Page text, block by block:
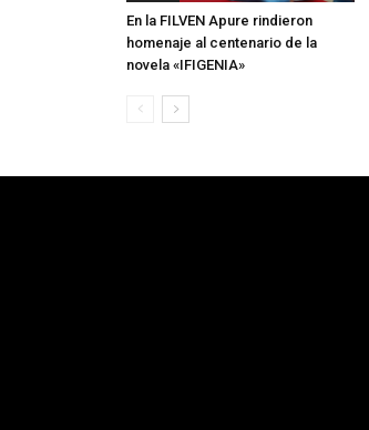
En la FILVEN Apure rindieron
homenaje al centenario de la
novela «IFIGENIA»